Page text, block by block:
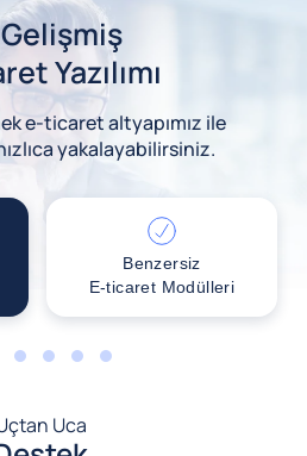
Yazılımı
e-ticaret altyapımız ile
yakalayabilirsiniz.
Benzersiz
E-ticaret Modülleri
2 3 4 5
Uca